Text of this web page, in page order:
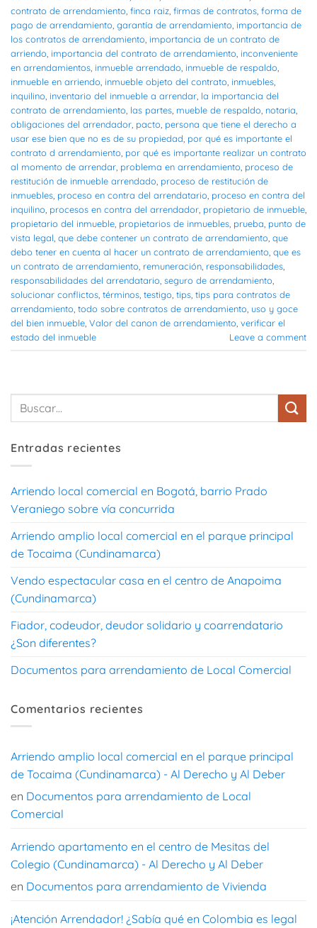
contrato de arrendamiento, finca raiz, firmas de contratos, forma de
pago de arrendamiento, garantía de arrendamiento, importancia de
los contratos de arrendamiento, importancia de un contrato de
arriendo, importancia del contrato de arrendamiento, inconveniente
en arrendamientos, inmueble arrendado, inmueble de respaldo,
inmueble en arriendo, inmueble objeto del contrato, inmuebles,
inquilino, inventario del inmueble a arrendar, la importancia del
contrato de arrendamiento, las partes, mueble de respaldo, notaria,
obligaciones del arrendador, pacto, persona que tiene el derecho a
usar ese bien que no es de su propiedad, por qué es importante el
contrato d arrendamiento, por qué es importante realizar un contrato
al momento de arrendar, problema en arrendamiento, proceso de
restitución de inmueble arrendado, proceso de restitución de
inmuebles, proceso en contra del arrendatario, proceso en contra del
inquilino, procesos en contra del arrendador, propietario de inmueble,
propietario del inmueble, propietarios de inmuebles, prueba, punto de
vista legal, que debe contener un contrato de arrendamiento, que
debo tener en cuenta al hacer un contrato de arrendamiento, que es
un contrato de arrendamiento, remuneración, responsabilidades,
responsabilidades del arrendatario, seguro de arrendamiento,
solucionar conflictos, términos, testigo, tips, tips para contratos de
arrendamiento, todo sobre contratos de arrendamiento, uso y goce
del bien inmueble, Valor del canon de arrendamiento, verificar el
estado del inmueble
Leave a comment
Entradas recientes
Arriendo local comercial en Bogotá, barrio Prado
Veraniego sobre vía concurrida
Arriendo amplio local comercial en el parque principal
de Tocaima (Cundinamarca)
Vendo espectacular casa en el centro de Anapoima
(Cundinamarca)
Fiador, codeudor, deudor solidario y coarrendatario
¿Son diferentes?
Documentos para arrendamiento de Local Comercial
Comentarios recientes
Arriendo amplio local comercial en el parque principal
de Tocaima (Cundinamarca) - Al Derecho y Al Deber
en Documentos para arrendamiento de Local
Comercial
Arriendo apartamento en el centro de Mesitas del
Colegio (Cundinamarca) - Al Derecho y Al Deber
en Documentos para arrendamiento de Vivienda
¡Atención Arrendador! ¿Sabía qué en Colombia es legal